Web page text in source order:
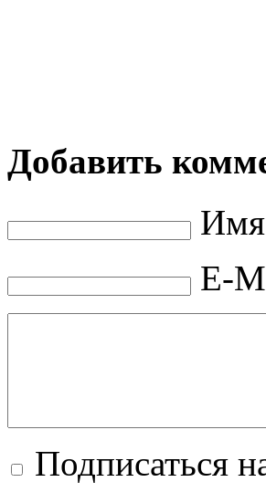
Добавить
Имя
E-
Подписаться